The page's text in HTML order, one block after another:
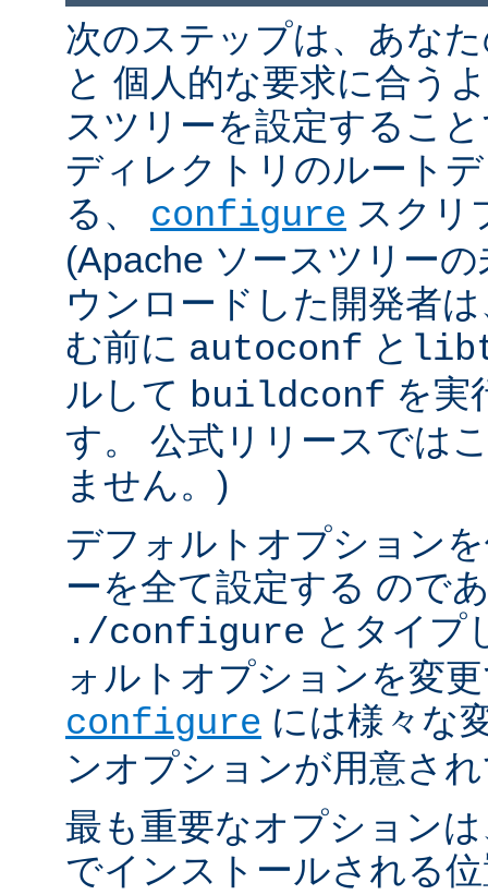
次のステップは、あな
と 個人的な要求に合う
スツリーを設定するこ
ディレクトリのルート
る、 configure スクリ
(Apache ソースツリー
ウンロードした開発者
む前に autoconf と
ルして buildconf を実
す。 公式リリースでは
ません。)
デフォルトオプション
ーを全て設定する ので
./configure とタイプ
ォルトオプションを変
configure には様々な
ンオプションが用意さ
最も重要なオプション
でインストールされる